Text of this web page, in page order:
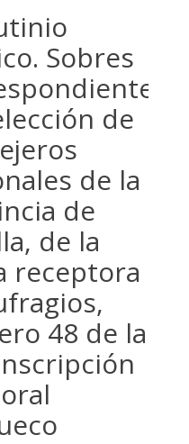
Sobres
de
de la
de
de la
receptora
48 de la